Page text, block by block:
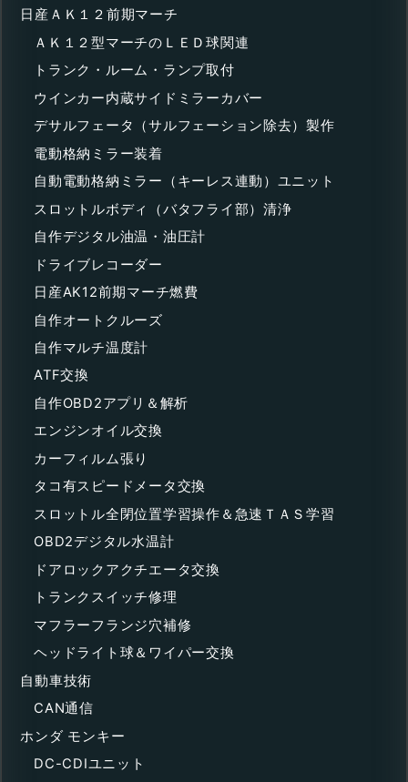
日産ＡＫ１２前期マーチ
ＡＫ１２型マーチのＬＥＤ球関連
トランク・ルーム・ランプ取付
ウインカー内蔵サイドミラーカバー
デサルフェータ（サルフェーション除去）製作
電動格納ミラー装着
自動電動格納ミラー（キーレス連動）ユニット
スロットルボディ（バタフライ部）清浄
自作デジタル油温・油圧計
ドライブレコーダー
日産AK12前期マーチ燃費
自作オートクルーズ
自作マルチ温度計
ATF交換
自作OBD2アプリ＆解析
エンジンオイル交換
カーフィルム張り
タコ有スピードメータ交換
スロットル全閉位置学習操作＆急速ＴＡＳ学習
OBD2デジタル水温計
ドアロックアクチエータ交換
トランクスイッチ修理
マフラーフランジ穴補修
ヘッドライト球＆ワイパー交換
自動車技術
CAN通信
ホンダ モンキー
DC-CDIユニット